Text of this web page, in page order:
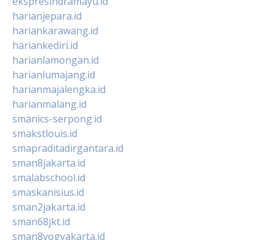
harianjepara.id
hariankarawang.id
hariankediri.id
harianlamongan.id
harianlumajang.id
harianmajalengka.id
harianmalang.id
smanics-serpong.id
smakstlouis.id
smapraditadirgantara.id
sman8jakarta.id
smalabschool.id
smaskanisius.id
sman2jakarta.id
sman68jkt.id
sman8yogyakarta.id